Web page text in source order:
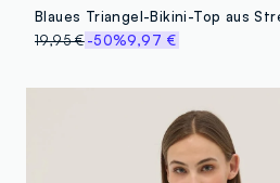
19,95 €-50%9,97 €